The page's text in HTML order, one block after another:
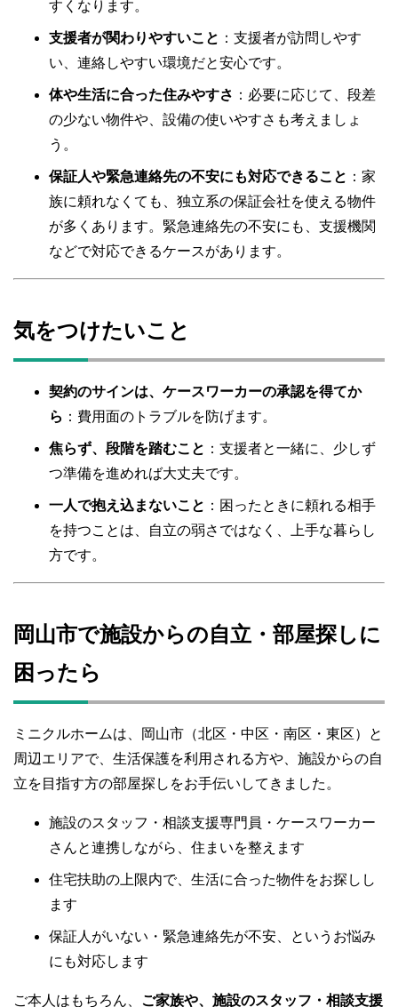
すくなります。
支援者が関わりやすいこと ：支援者が訪問しやす
い、連絡しやすい環境だと安心です。
体や生活に合った住みやすさ ：必要に応じて、段差
の少ない物件や、設備の使いやすさも考えましょ
う。
保証人や緊急連絡先の不安にも対応できること ：家
族に頼れなくても、独立系の保証会社を使える物件
が多くあります。緊急連絡先の不安にも、支援機関
などで対応できるケースがあります。
気をつけたいこと
契約のサインは、ケースワーカーの承認を得てか
ら ：費用面のトラブルを防げます。
焦らず、段階を踏むこと ：支援者と一緒に、少しず
つ準備を進めれば大丈夫です。
一人で抱え込まないこと ：困ったときに頼れる相手
を持つことは、自立の弱さではなく、上手な暮らし
方です。
岡山市で施設からの自立・部屋探しに
困ったら
ミニクルホームは、岡山市（北区・中区・南区・東区）と
周辺エリアで、生活保護を利用される方や、施設からの自
立を目指す方の部屋探しをお手伝いしてきました。
施設のスタッフ・相談支援専門員・ケースワーカー
さんと連携しながら、住まいを整えます
住宅扶助の上限内で、生活に合った物件をお探しし
ます
保証人がいない・緊急連絡先が不安、というお悩み
にも対応します
ご本人はもちろん、 ご家族や、施設のスタッフ・相談支援